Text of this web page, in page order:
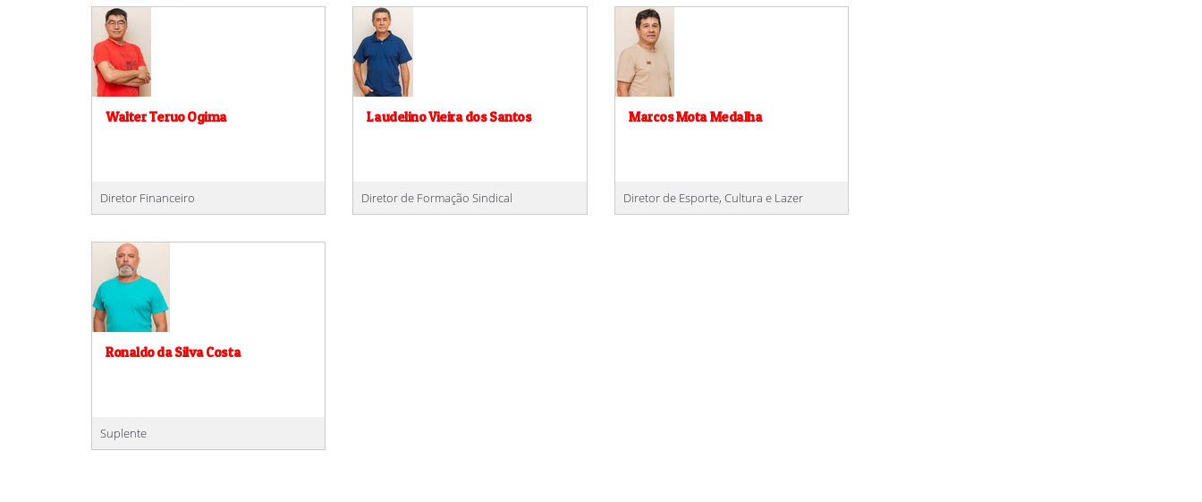
Walter Teruo Ogima
Diretor Financeiro
Laudelino Vieira dos Santos
Diretor de Formação Sindical
Marcos Mota Medalha
Diretor de Esporte, Cultura e Lazer
Ronaldo da Silva Costa
Suplente